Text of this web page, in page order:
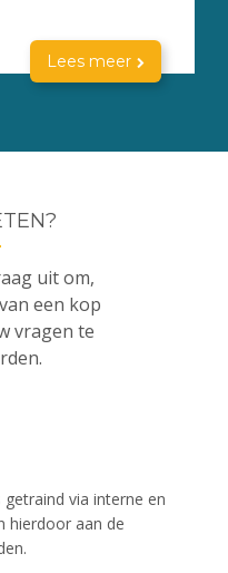
Lees meer
uit om,
een kop
vragen te
via interne en
hierdoor aan de